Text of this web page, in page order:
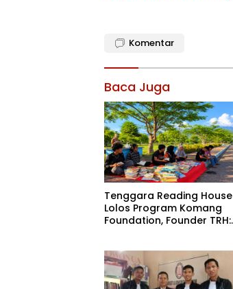
Komentar
Baca Juga
Tenggara Reading House
Lolos Program Komang
Foundation, Founder TRH: